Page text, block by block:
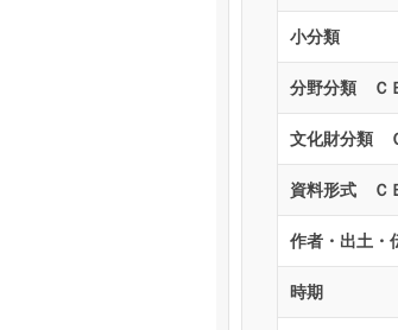
小分類
分野分類 Ｃ
文化財分類
資料形式 Ｃ
作者・出土・
時期